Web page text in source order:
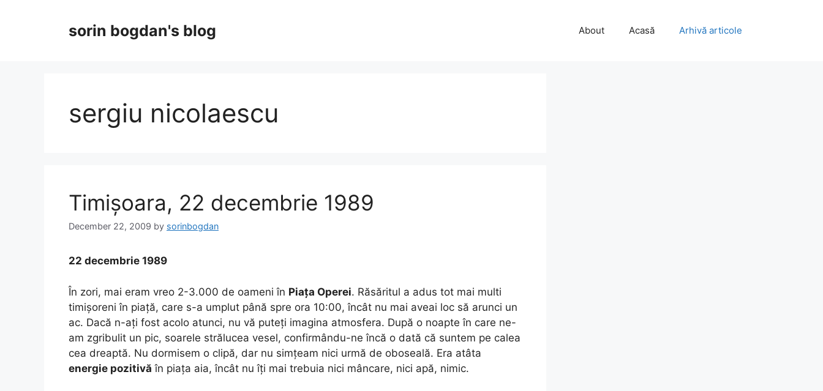
sorin bogdan's blog About Acasă Arhivă articole
sergiu nicolaescu
Timișoara, 22 decembrie 1989
December 22, 2009 by sorinbogdan
22 decembrie 1989
În zori, mai eram vreo 2-3.000 de oameni în Piața Operei. Răsăritul a adus tot mai multi
timișoreni în piață, care s-a umplut până spre ora 10:00, încât nu mai aveai loc să arunci un
ac. Dacă n-ați fost acolo atunci, nu vă puteți imagina atmosfera. După o noapte în care ne-
am zgribulit un pic, soarele strălucea vesel, confirmându-ne încă o dată că suntem pe calea
cea dreaptă. Nu dormisem o clipă, dar nu simțeam nici urmă de oboseală. Era atâta
energie pozitivă în piața aia, încât nu îți mai trebuia nici mâncare, nici apă, nimic.